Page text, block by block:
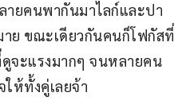
ายคนพากันมาไลก์และปา
าย ขณะเดียวกันคนก็โฟกัสที่
จะแรงมากๆ จนหลายคน
ให้ทั้งคู่เลยจ้า